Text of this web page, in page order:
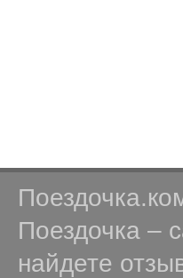
Поездочка –
найдете